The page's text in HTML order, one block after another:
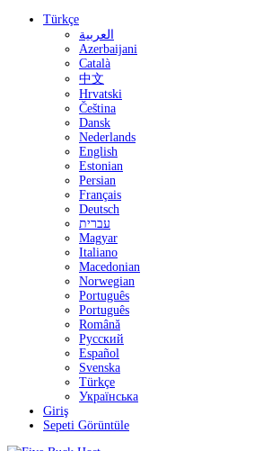
Türkçe
العربية
Azerbaijani
Català
中文
Hrvatski
Čeština
Dansk
Nederlands
English
Estonian
Persian
Français
Deutsch
עברית
Magyar
Italiano
Macedonian
Norwegian
Português
Português
Română
Русский
Español
Svenska
Türkçe
Українська
Giriş
Sepeti Görüntüle